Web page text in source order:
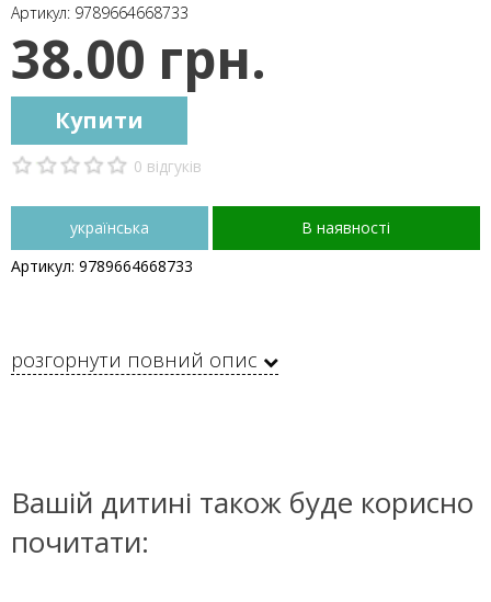
Артикул: 9789664668733
38.00 грн.
Купити
0 відгуків
українська
В наявності
Артикул: 9789664668733
розгорнути повний опис
Вашій дитині також буде корисно
почитати: